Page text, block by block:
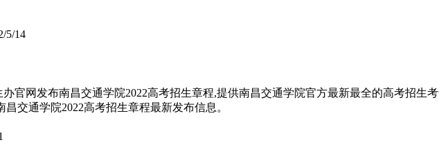
5/14
官网发布南昌交通学院2022高考招生章程,提供南昌交通学院官方最新最全的高考招生
交通学院2022高考招生章程最新发布信息。